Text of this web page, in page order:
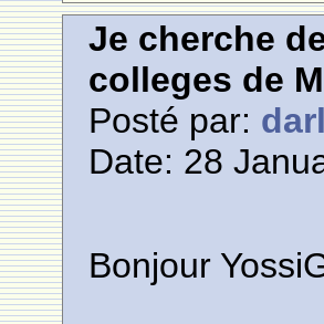
Je cherche
colleges de
Posté par:
Date: 28
Bonjour